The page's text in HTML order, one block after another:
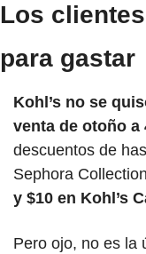
Los
para gastar
Kohl’s no se
venta de otoño a
descuentos de
Sephora
y $10 en Kohl’s
Pero ojo, no es la